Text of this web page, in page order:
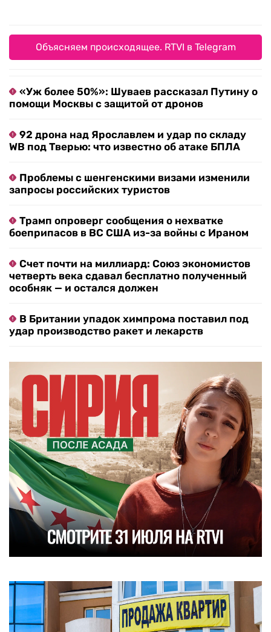
Объясняем происходящее. RTVI в Telegram
«Уж более 50%»: Шуваев рассказал Путину о
помощи Москвы с защитой от дронов
92 дрона над Ярославлем и удар по складу
WB под Тверью: что известно об атаке БПЛА
Проблемы с шенгенскими визами изменили
запросы российских туристов
Трамп опроверг сообщения о нехватке
боеприпасов в ВС США из-за войны с Ираном
Счет почти на миллиард: Союз экономистов
четверть века сдавал бесплатно полученный
особняк — и остался должен
В Британии упадок химпрома поставил под
удар производство ракет и лекарств